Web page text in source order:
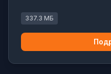
337.3 МБ